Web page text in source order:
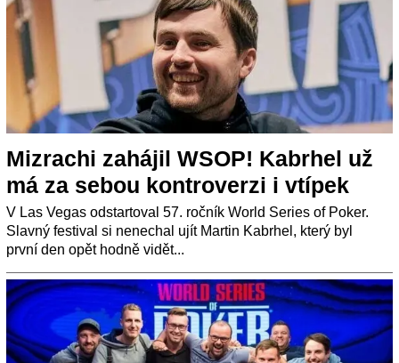
Mizrachi zahájil WSOP! Kabrhel už
má za sebou kontroverzi i vtípek
V Las Vegas odstartoval 57. ročník World Series of Poker.
Slavný festival si nenechal ujít Martin Kabrhel, který byl
první den opět hodně vidět...